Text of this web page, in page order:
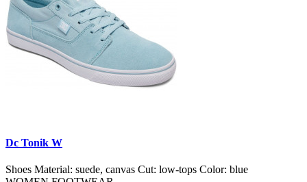
Dc Tonik W
Shoes Material: suede, canvas Cut: low-tops Color: blue